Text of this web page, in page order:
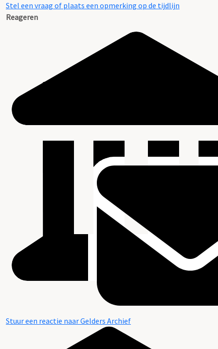
Stel een vraag of plaats een opmerking op de tijdlijn
Reageren
Stuur een reactie naar Gelders Archief